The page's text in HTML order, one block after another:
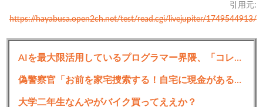
引用元:
https://hayabusa.open2ch.net/test/read.cgi/livejupiter/1749544913/
AIを最大限活用しているプログラマー界隈、「コレ」を忘れてしまうｗｗｗｗｗｗ
偽警察官「お前を家宅捜索する！自宅に現金があると逮捕されるぞ！」→4億千万円騙し取られる
大学二年生なんやがバイク買ってええか？